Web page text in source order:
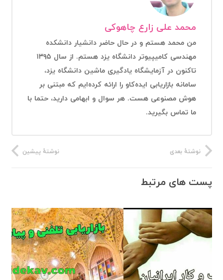
محمد علی زارع چاهوکی
من محمد هستم و در حال حاضر دانشیار دانشکده
مهندسی کامیپیوتر دانشگاه یزد هستم. از سال ۱۳۹۵
تاکنون در آزمایشگاه یادگیری ماشین دانشگاه یزد،
سامانه بازاریابی ایده‌کاو را ارائه کرده‌ایم که مبتنی بر
هوش مصنوعی هست. هر سوال و ابهامی دارید، حتما با
ما تماس بگیرید.
نوشتهٔ پیشین نوشتهٔ بعدی
پست های مرتبط